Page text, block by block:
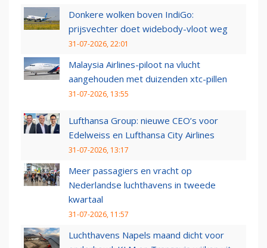
Donkere wolken boven IndiGo:
prijsvechter doet widebody-vloot weg
31-07-2026, 22:01
Malaysia Airlines-piloot na vlucht
aangehouden met duizenden xtc-pillen
31-07-2026, 13:55
Lufthansa Group: nieuwe CEO’s voor
Edelweiss en Lufthansa City Airlines
31-07-2026, 13:17
Meer passagiers en vracht op
Nederlandse luchthavens in tweede
kwartaal
31-07-2026, 11:57
Luchthavens Napels maand dicht voor